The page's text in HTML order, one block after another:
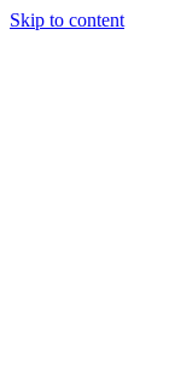
Skip to content